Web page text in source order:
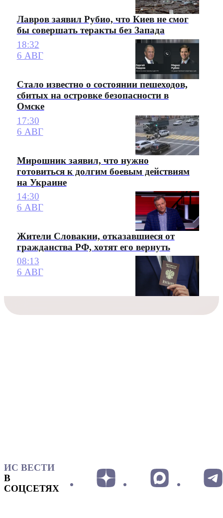
Лавров заявил Рубио, что Киев не смог
бы совершать теракты без Запада
18:32
6 АВГ
Стало известно о состоянии пешеходов,
сбитых на островке безопасности в
Омске
17:30
6 АВГ
Мирошник заявил, что нужно
готовиться к долгим боевым действиям
на Украине
14:30
6 АВГ
Жители Словакии, отказавшиеся от
гражданства РФ, хотят его вернуть
08:13
6 АВГ
ИС ВЕСТИ
В
СОЦСЕТЯХ